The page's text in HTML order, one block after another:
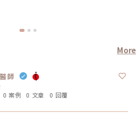
定、施作部位、個人耐受度、儀器種類影響，
感或觸痛，通常會逐漸緩解。實際狀況仍需依
先從電波或其他較溫和的保養型療程評估。若
和醫師討論音波。但年齡不是唯一標準，皮膚
要。Q4：電波音波可以取代拉皮手術嗎？不
度到中度鬆弛，屬於非侵入式抗老療程。如果
下滑，仍可能需要評估手術或其他治療方式。
個人的老化程度、儀器種類、能量設定和維
一般會由醫師依照膚況、年齡、預算與期待效
率硬套。搞懂電波跟音波的差別，才能選對適
找「最符合目前需求的」。常見迷思二：電波
待電波做完臉馬上小一圈，但這個期待需要調
，因此效果通常是逐步變化。有些人做完會覺
真正的膠原變化通常需要時間。Thermage 官
、變順、變精緻」做電波前需要注意什麼？無
程前都建議注意以下幾點： 近期是否懷孕或
式電子裝置 施作區域是否有金屬植入物 是否
近期是否做過其他醫美療程 是否有蟹足腫或
膚修復的藥物這些資訊都應在諮詢時主動告
療程，也不是每個人都適合做。做完電波後怎
不需要長時間恢復期，但仍建議做好基礎照
More
師
0 案例 0 文章 0 回覆